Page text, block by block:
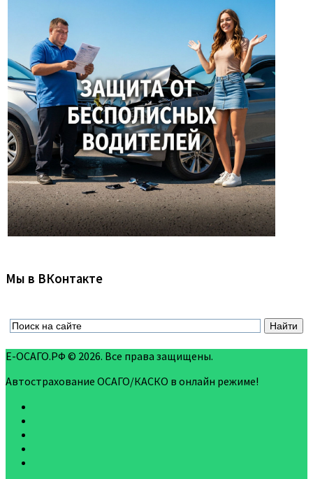
Мы в ВКонтакте
Е-ОСАГО.РФ © 2026. Все права защищены.
Автострахование ОСАГО/КАСКО в онлайн режиме!